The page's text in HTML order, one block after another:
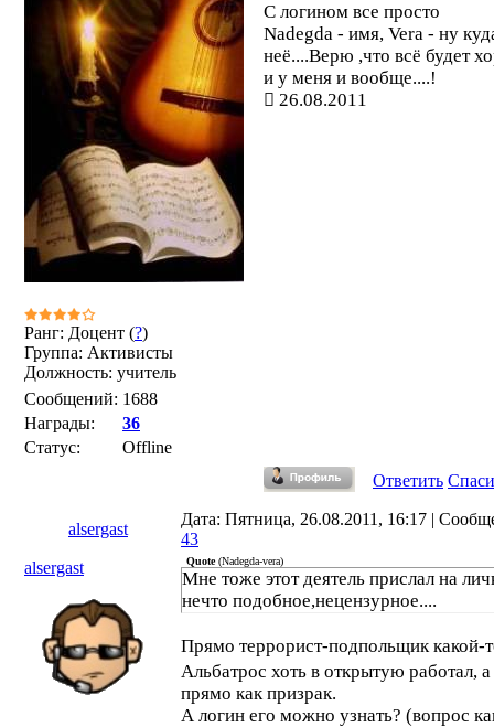
Ранг: Доцент (?)
Группа: Активисты
Должность: учитель
Сообщений: 1688
Награды:
36
Статус:
Offline
С логином все просто
Nadegda - имя, Vera - ну
неё....Верю ,что всё будет
и у меня и вообще....!
26.08.2011
Ответить
alsergast
Дата: Пятница, 26.08.2011, 16:17 |
43
alsergast
Quote(Nadegda-vera)
Мне тоже этот деятель прислал на
нечто подобное,нецензурное....
Прямо террорист-подпольщик какой-
Альбатрос хоть в открытую работал, а
прямо как призрак.
А логин его можно узнать? (вопрос